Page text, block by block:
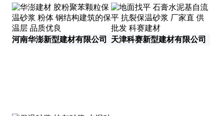
河南华澎新型建材有限公司 天津科赛新型建材有限公司